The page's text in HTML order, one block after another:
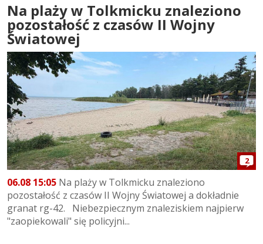
Na plaży w Tolkmicku znaleziono
pozostałość z czasów II Wojny
Światowej
2
06.08 15:05 Na plaży w Tolkmicku znaleziono
pozostałość z czasów II Wojny Światowej a dokładnie
granat rg-42. Niebezpiecznym znaleziskiem najpierw
"zaopiekowali" się policyjni...